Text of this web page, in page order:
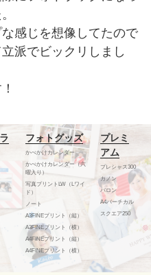
感じを想像してたので
派でビックリしまし
フォトグッズ
かべかけカレンダー
かべかけカレンダー（六
曜入り）
写真プリントLW（Lワイ
ド）
ノート
A3FINEプリント（縦）
A3FINEプリント（横）
A4FINEプリント（縦）
A4FINEプリント（横）
プレミ
アム
プレシャス300
カノン
バロン
A4バーチカル
スクエア250